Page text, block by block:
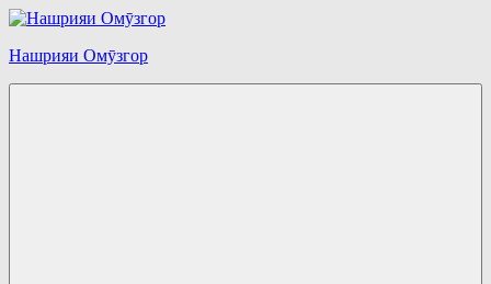
Перейти
содержимому
Нашрияи Омӯзгор